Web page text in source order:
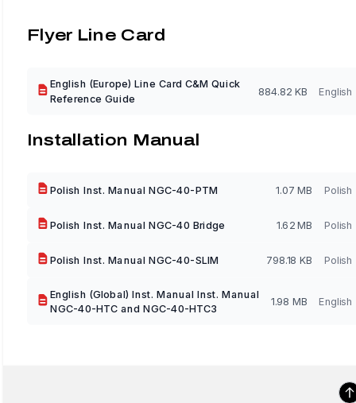
Flyer Line Card
English (Europe) Line Card C&M Quick
Reference Guide
884.82 KB English
Installation Manual
Polish Inst. Manual NGC-40-PTM 1.07 MB Polish
Polish Inst. Manual NGC-40 Bridge 1.62 MB Polish
Polish Inst. Manual NGC-40-SLIM 798.18 KB Polish
English (Global) Inst. Manual Inst. Manual
NGC-40-HTC and NGC-40-HTC3
1.98 MB English